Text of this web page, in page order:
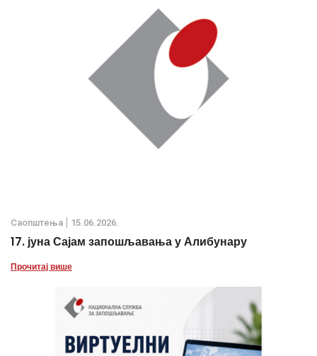
Саопштења 15.06.2026.
17. јуна Сајам запошљавања у Алибунару
Прочитај више